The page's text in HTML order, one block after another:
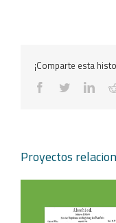
¡Comparte esta
facebooktwitter
Proyectos